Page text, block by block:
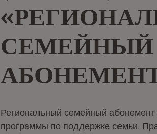
СЕМЕЙНЫЙ
Региональный семейный
программы по поддержке семьи.